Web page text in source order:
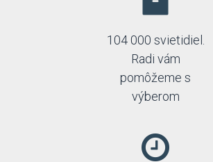
104 000 svietidiel.
Radi vám
pomôžeme s
výberom